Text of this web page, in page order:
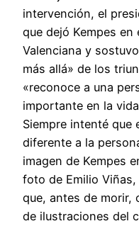
intervención, el
que dejó Kempes
Valenciana y
más allá» de los
«reconoce a una
importante en la
Siempre intenté que
diferente a la
imagen de Kempes
foto de Emilio
que, antes de morir,
de ilustraciones del